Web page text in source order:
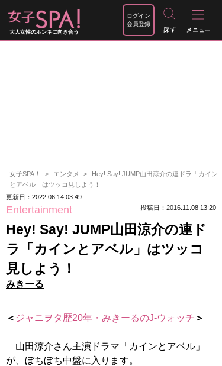
大人女性のホンネに向き合う
ログイン
会員登録
女子SPA！ エンタメ
Hey! Say! JUMP山田涼介の連ドラ「カイン
とアベル」はツッコ見しよう！
更新日：2022.06.14 03:49
Entertainment 投稿日：2016.11.08 13:20
Hey! Say! JUMP山田涼介の連ド
ラ「カインとアベル」はツッコ
見しよう！
みきーる
＜ ジャニヲタ歴20年・みきーるのJ-ウォッチ ＞
山田涼介さん主演ドラマ「カインとアベル」
が、ぼちぼち中盤に入ります。